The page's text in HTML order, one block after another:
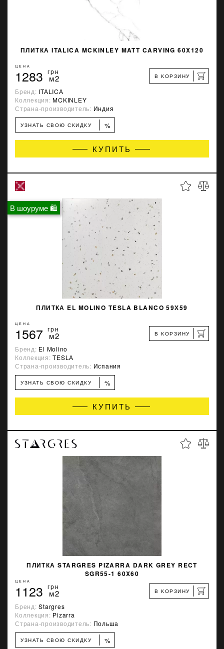
ПЛИТКА ITALICA MCKINLEY MATT CARVING 60X120
ЦЕНА
1283 грн
м2 В КОРЗИНУ
Бренд: ITALICA
Коллекция:MCKINLEY
Страна-производитель: Индия
УЗНАТЬ СВОЮ СКИДКУ %
КУПИТЬ
В шоуруме 🛍
ПЛИТКА EL MOLINO TESLA BLANCO 59Х59
ЦЕНА
1567 грн
м2 В КОРЗИНУ
Бренд: El Molino
Коллекция:TESLA
Страна-производитель: Испания
УЗНАТЬ СВОЮ СКИДКУ %
КУПИТЬ
ПЛИТКА STARGRES PIZARRA DARK GREY RECT
SGR55-1 60X60
ЦЕНА
1123 грн
м2 В КОРЗИНУ
Бренд:Stargres
Коллекция: Pizarra
Страна-производитель: Польша
УЗНАТЬ СВОЮ СКИДКУ %